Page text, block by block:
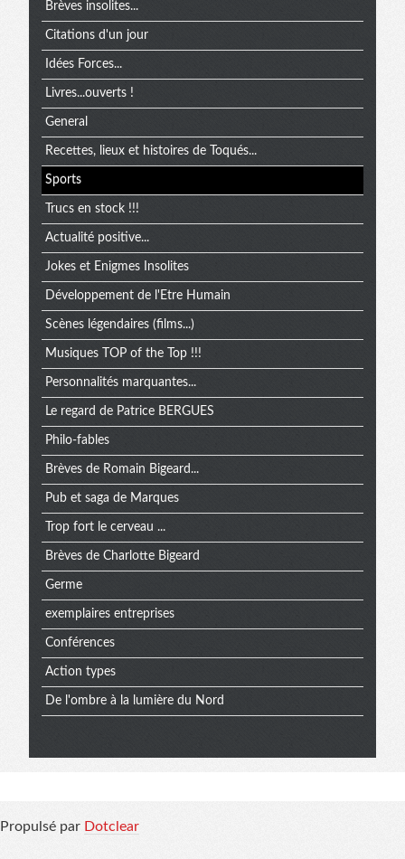
Brèves insolites...
Citations d'un jour
Idées Forces...
Livres...ouverts !
General
Recettes, lieux et histoires de Toqués...
Sports
Trucs en stock !!!
Actualité positive...
Jokes et Enigmes Insolites
Développement de l'Etre Humain
Scènes légendaires (films...)
Musiques TOP of the Top !!!
Personnalités marquantes...
Le regard de Patrice BERGUES
Philo-fables
Brèves de Romain Bigeard...
Pub et saga de Marques
Trop fort le cerveau ...
Brèves de Charlotte Bigeard
Germe
exemplaires entreprises
Conférences
Action types
De l'ombre à la lumière du Nord
Informations
Propulsé par Dotclear